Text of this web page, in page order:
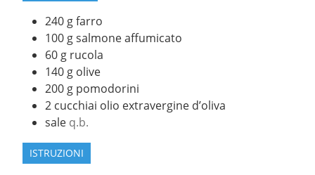
240 gfarro
100 gsalmone affumicato
60 g rucola
140 g olive
200 g pomodorini
2 cucchiai olio extravergine d’oliva
sale q.b.
ISTRUZIONI